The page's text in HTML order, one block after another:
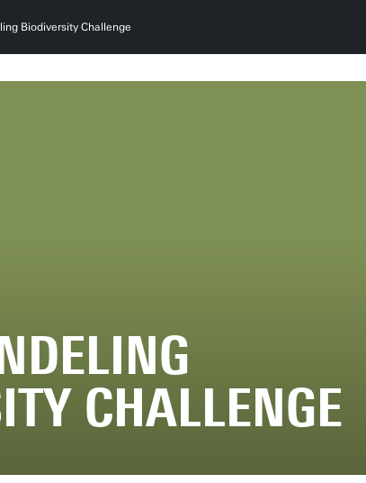
Biodiversity Challenge
CHALLENGE